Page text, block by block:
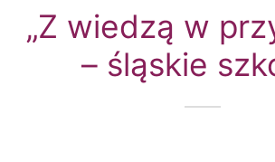
„Z wiedzą w
– śląskie